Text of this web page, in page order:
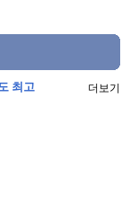
최고 더보기